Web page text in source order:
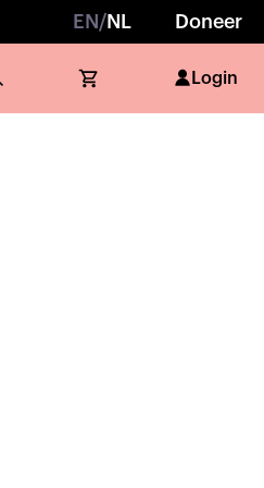
EN /NL Doneer
Login